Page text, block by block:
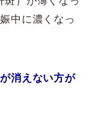
中に濃くなっ
消えない方が